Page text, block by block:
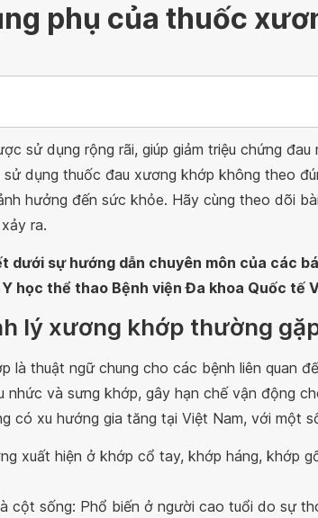
phụ của thuốc
sử dụng rộng rãi, giúp giảm triệu chứng
sử dụng thuốc đau xương khớp không theo
hưởng đến sức khỏe. Hãy cùng theo dõi
ra.
dưới sự hướng dẫn chuyên môn của các
học thể thao Bệnh viện Đa khoa Quốc tế
lý xương khớp thường
là thuật ngữ chung cho các bệnh liên quan
nhức và sưng khớp, gây hạn chế vận động
có xu hướng gia tăng tại Việt Nam, với một
xuất hiện ở khớp cổ tay, khớp háng, khớp
cột sống: Phổ biến ở người cao tuổi do sự